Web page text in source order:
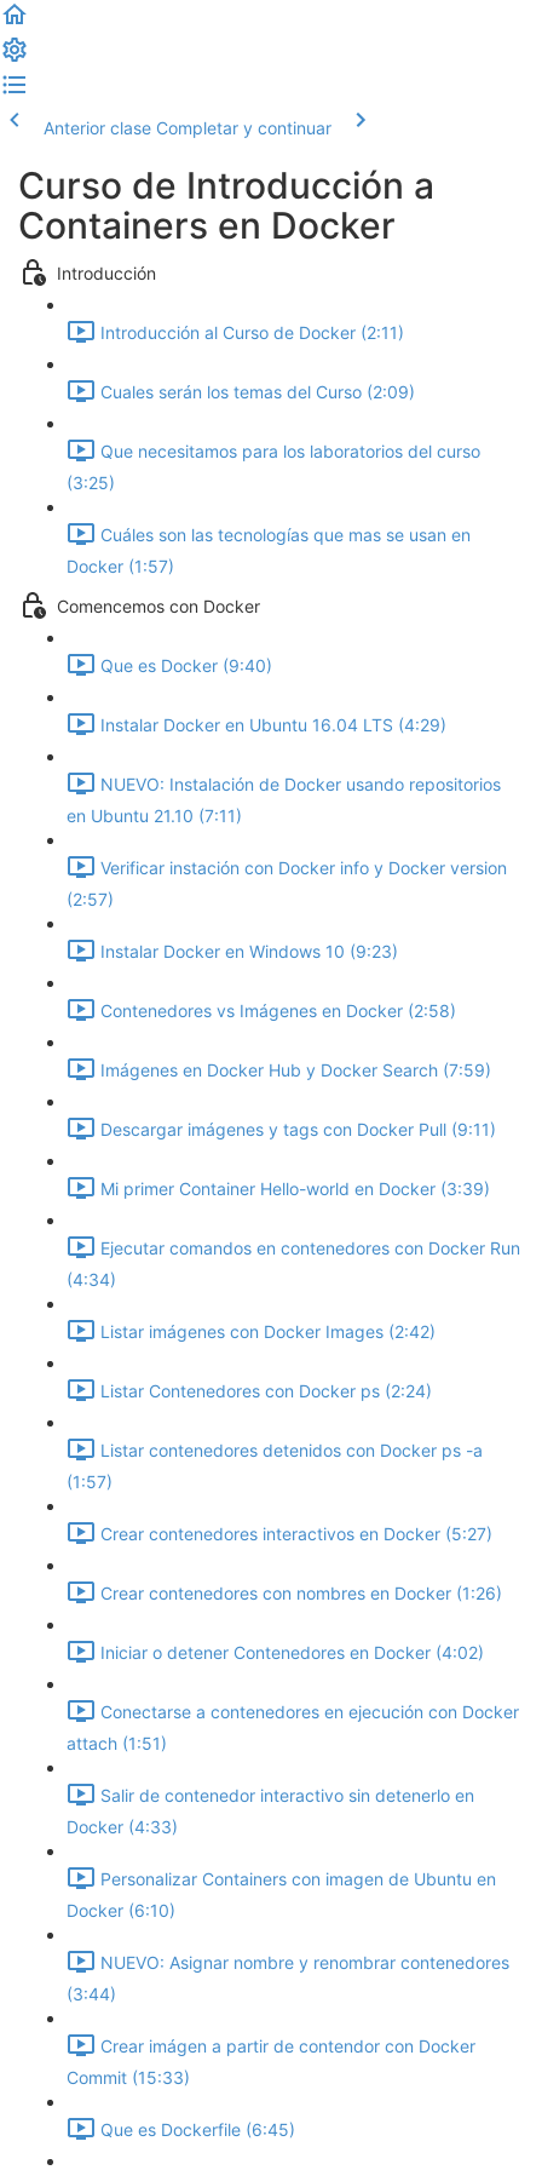
Anterior clase Completar y continuar
Curso de Introducción a
Containers en Docker
Introducción
Introducción al Curso de Docker (2:11)
Cuales serán los temas del Curso (2:09)
Que necesitamos para los laboratorios del curso
(3:25)
Cuáles son las tecnologías que mas se usan en
Docker (1:57)
Comencemos con Docker
Que es Docker (9:40)
Instalar Docker en Ubuntu 16.04 LTS (4:29)
NUEVO: Instalación de Docker usando repositorios
en Ubuntu 21.10 (7:11)
Verificar instación con Docker info y Docker version
(2:57)
Instalar Docker en Windows 10 (9:23)
Contenedores vs Imágenes en Docker (2:58)
Imágenes en Docker Hub y Docker Search (7:59)
Descargar imágenes y tags con Docker Pull (9:11)
Mi primer Container Hello-world en Docker (3:39)
Ejecutar comandos en contenedores con Docker Run
(4:34)
Listar imágenes con Docker Images (2:42)
Listar Contenedores con Docker ps (2:24)
Listar contenedores detenidos con Docker ps -a
(1:57)
Crear contenedores interactivos en Docker (5:27)
Crear contenedores con nombres en Docker (1:26)
Iniciar o detener Contenedores en Docker (4:02)
Conectarse a contenedores en ejecución con Docker
attach (1:51)
Salir de contenedor interactivo sin detenerlo en
Docker (4:33)
Personalizar Containers con imagen de Ubuntu en
Docker (6:10)
NUEVO: Asignar nombre y renombrar contenedores
(3:44)
Crear imágen a partir de contendor con Docker
Commit (15:33)
Que es Dockerfile (6:45)